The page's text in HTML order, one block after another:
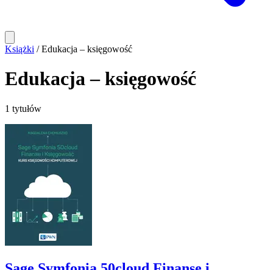
Książki / Edukacja – księgowość
Edukacja – księgowość
1 tytułów